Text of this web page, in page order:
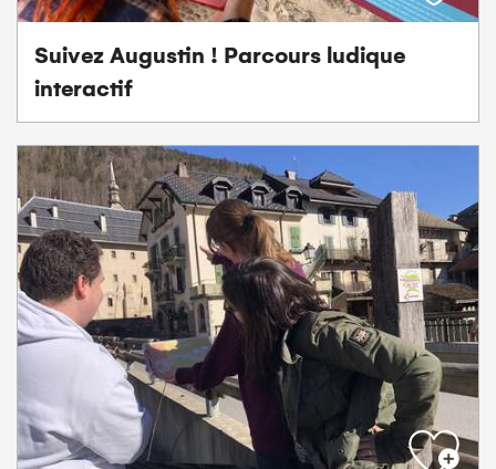
Suivez Augustin ! Parcours ludique
interactif